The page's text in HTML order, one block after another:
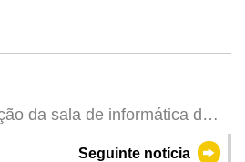
da sala de informática do
Seguinte notícia